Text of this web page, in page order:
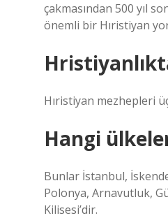
çakmasından 500 yıl
önemli bir Hıristiyan
Hıristiyan mezhepleri
Hangi
Bunlar İstanbul,
Polonya, Arnavutluk,
Kilisesi’dir.